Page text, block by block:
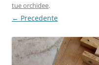
tue orchidee.
← Precedente